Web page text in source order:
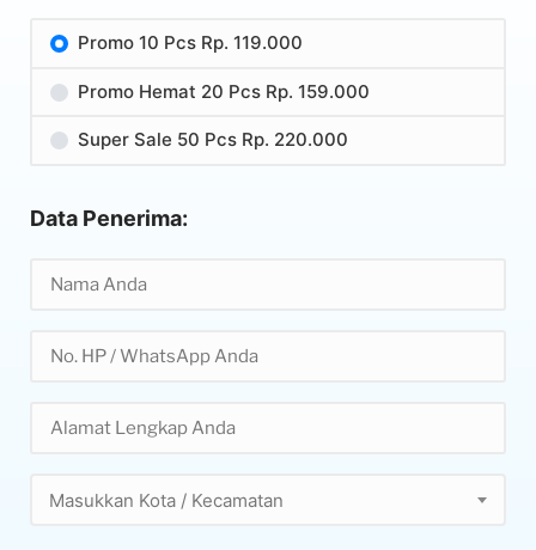
Promo 10 Pcs Rp. 119.000
Promo Hemat 20 Pcs Rp. 159.000
Super Sale 50 Pcs Rp. 220.000
Data Penerima:
Masukkan Kota / Kecamatan